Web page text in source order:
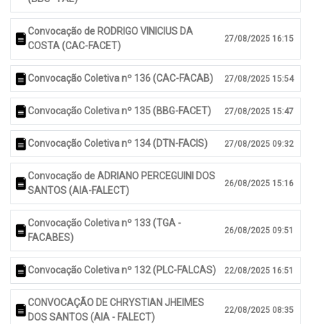
Convocação de RODRIGO VINICIUS DA
COSTA (CAC-FACET)
27/08/2025 16:15
Convocação Coletiva nº 136 (CAC-FACAB) 27/08/2025 15:54
Convocação Coletiva nº 135 (BBG-FACET) 27/08/2025 15:47
Convocação Coletiva nº 134 (DTN-FACIS) 27/08/2025 09:32
Convocação de ADRIANO PERCEGUINI DOS
SANTOS (AIA-FALECT)
26/08/2025 15:16
Convocação Coletiva nº 133 (TGA -
FACABES)
26/08/2025 09:51
Convocação Coletiva nº 132 (PLC-FALCAS) 22/08/2025 16:51
CONVOCAÇÃO DE CHRYSTIAN JHEIMES
DOS SANTOS (AIA - FALECT)
22/08/2025 08:35